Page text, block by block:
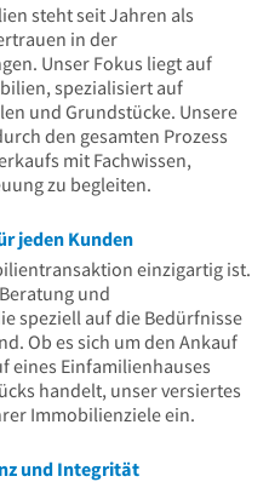
steht seit Jahren als
in der
Unser Fokus liegt auf
spezialisiert auf
und Grundstücke. Unsere
den gesamten Prozess
mit Fachwissen,
zu begleiten.
jeden Kunden
einzigartig ist.
und
speziell auf die Bedürfnisse
Ob es sich um den Ankauf
eines Einfamilienhauses
handelt, unser versiertes
Immobilienziele ein.
und Integrität